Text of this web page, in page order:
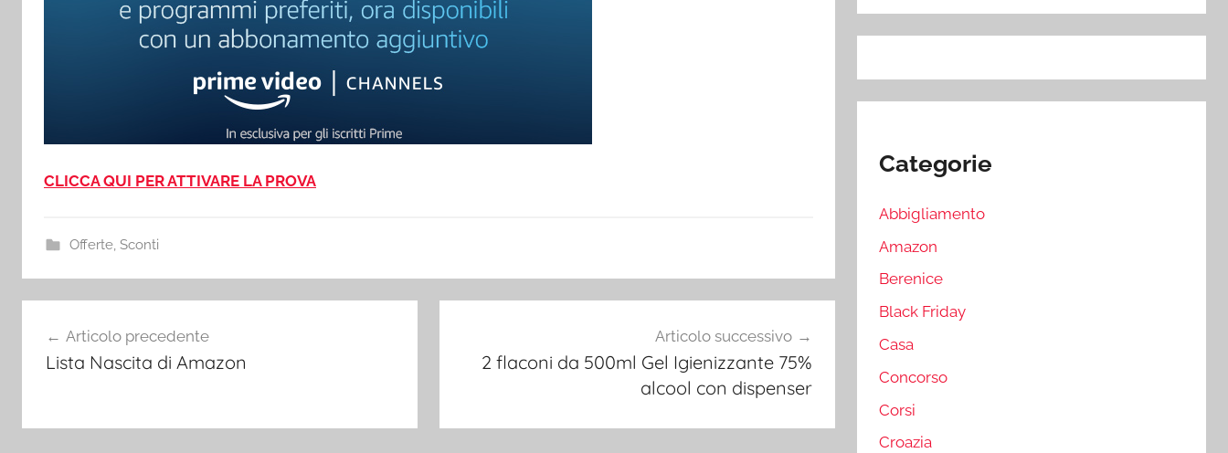
CLICCA QUI PER ATTIVARE LA PROVA
Offerte, Sconti
articoli
Articolo precedente
Lista Nascita di Amazon
Articolo successivo
2 flaconi da 500ml Gel Igienizzante 75%
alcool con dispenser
Categorie
Abbigliamento
Amazon
Berenice
Black Friday
Casa
Concorso
Corsi
Croazia